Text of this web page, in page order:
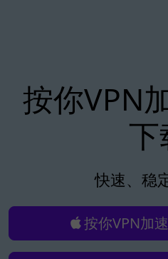
按你VPN
下
快速、稳
按你VPN加